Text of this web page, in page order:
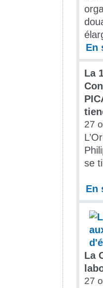
En
La
27
se
En
La
27